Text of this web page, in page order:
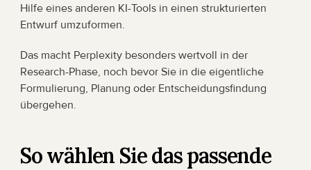
Hilfe eines anderen KI-Tools in einen strukturierten
Entwurf umzuformen.
Das macht Perplexity besonders wertvoll in der
Research-Phase, noch bevor Sie in die eigentliche
Formulierung, Planung oder Entscheidungsfindung
übergehen.
So wählen Sie das passende